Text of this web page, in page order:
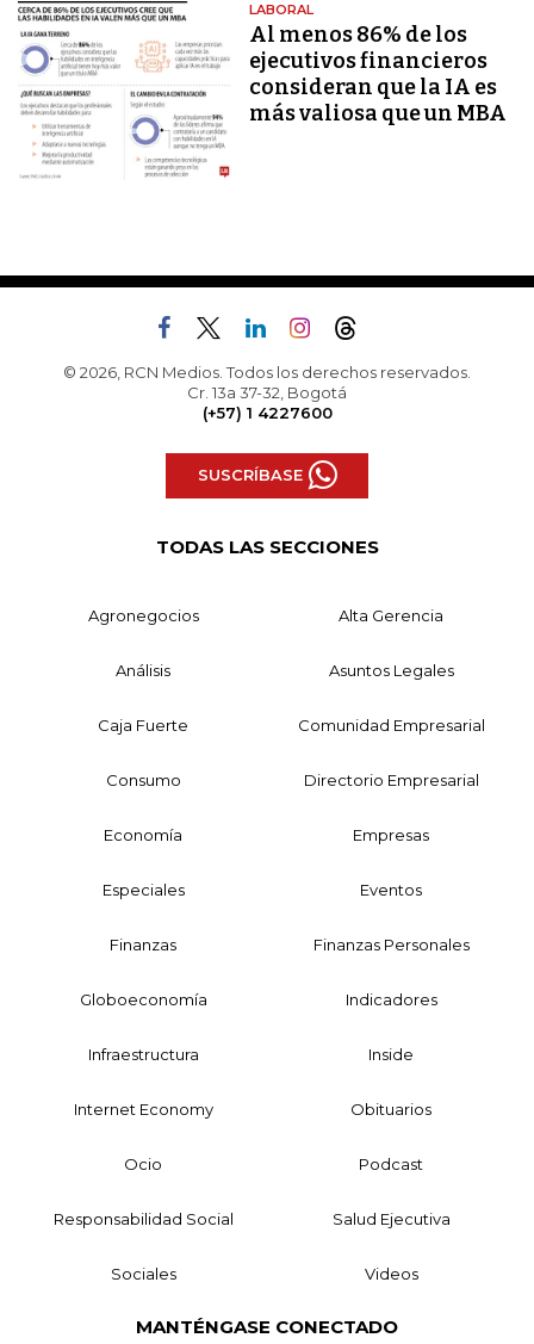
LABORAL
Al menos 86% de los
ejecutivos financieros
consideran que la IA es
más valiosa que un MBA
© 2026, RCN Medios. Todos los derechos reservados.
Cr. 13a 37-32, Bogotá
(+57) 1 4227600
SUSCRÍBASE
TODAS LAS SECCIONES
Agronegocios Alta Gerencia
Análisis Asuntos Legales
Caja Fuerte Comunidad Empresarial
Consumo Directorio Empresarial
Economía Empresas
Especiales Eventos
Finanzas Finanzas Personales
Globoeconomía Indicadores
Infraestructura Inside
Internet Economy Obituarios
Ocio Podcast
Responsabilidad Social Salud Ejecutiva
Sociales Videos
MANTÉNGASE CONECTADO